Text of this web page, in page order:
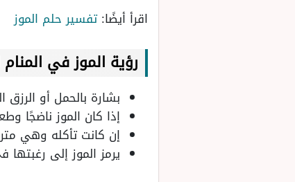
اقرأ أيضًا:تفسير حلم الموز
رؤية الموز في
بشارة بالحمل أو
إذا كان الموز ناضجًا
إن كانت تأكله وهي
يرمز الموز إلى